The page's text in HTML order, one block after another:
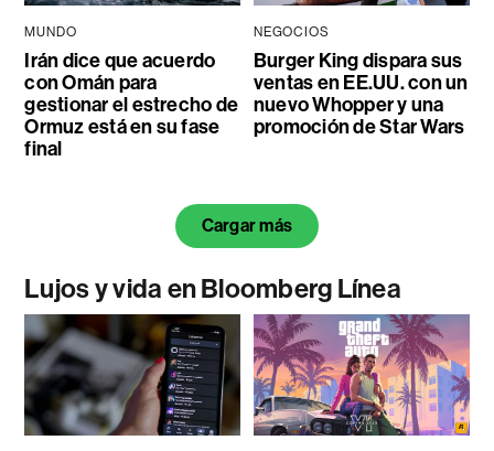
MUNDO
Irán dice que acuerdo
con Omán para
gestionar el estrecho de
Ormuz está en su fase
final
NEGOCIOS
Burger King dispara sus
ventas en EE.UU. con un
nuevo Whopper y una
promoción de Star Wars
Cargar más
Lujos y vida en Bloomberg Línea